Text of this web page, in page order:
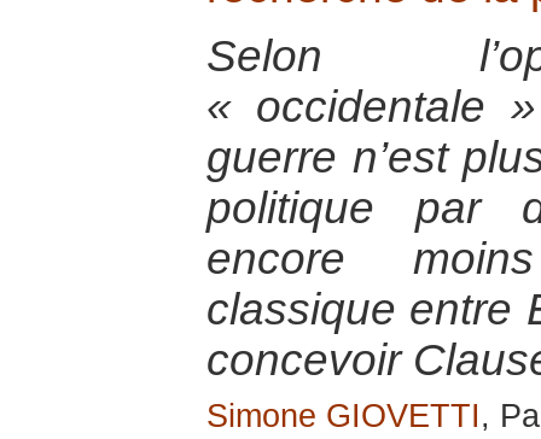
Selon
« occidentale
guerre n’est
politique par
encore
classique entre
concevoir
Simone GIOVETTI,